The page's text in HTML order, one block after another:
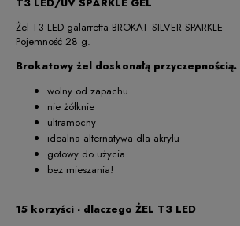
Żel T3 LED galarretta BROKAT SILVER SPARKLE
Pojemność 28 g.
Brokatowy żel doskonałą przyczepnością.
wolny od zapachu
nie żółknie
ultramocny
idealna alternatywa dla akrylu
gotowy do użycia
bez mieszania!
15 korzyści - dlaczego ŻEL T3 LED